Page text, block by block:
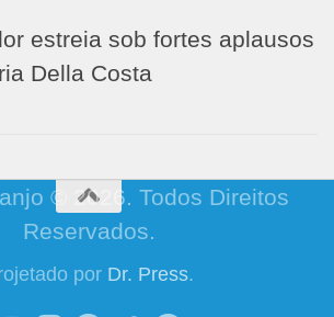
estreia sob fortes aplausos
Della Costa
© 2026. Todos Direitos
Reservados.
por Dr. Press.